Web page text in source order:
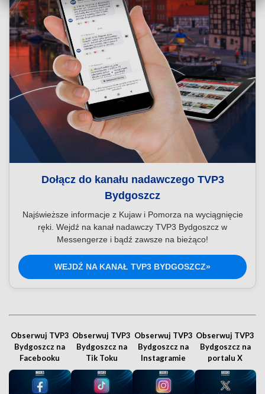
Dołącz do kanału nadawczego TVP3
Bydgoszcz
Najświeższe informacje z Kujaw i Pomorza na wyciągnięcie
ręki. Wejdź na kanał nadawczy TVP3 Bydgoszcz w
Messengerze i bądź zawsze na bieżąco!
WEJDŹ NA KANAŁ TVP3 BYDGOSZCZ»
Obserwuj TVP3
Bydgoszcz na
Facebooku
Obserwuj TVP3
Bydgoszcz na
Tik Toku
Obserwuj TVP3
Bydgoszcz na
Instagramie
Obserwuj TVP3
Bydgoszcz na
portalu X